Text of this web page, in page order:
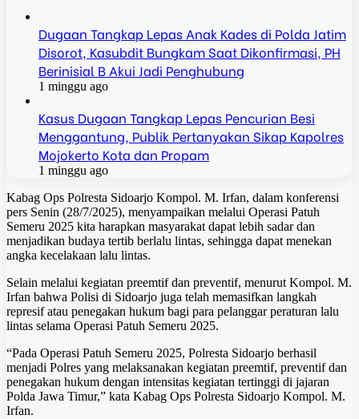
Dugaan Tangkap Lepas Anak Kades di Polda Jatim
Disorot, Kasubdit Bungkam Saat Dikonfirmasi, PH
Berinisial B Akui Jadi Penghubung
1 minggu ago
Kasus Dugaan Tangkap Lepas Pencurian Besi
Menggantung, Publik Pertanyakan Sikap Kapolres
Mojokerto Kota dan Propam
1 minggu ago
Kabag Ops Polresta Sidoarjo Kompol. M. Irfan, dalam konferensi
pers Senin (28/7/2025), menyampaikan melalui Operasi Patuh
Semeru 2025 kita harapkan masyarakat dapat lebih sadar dan
menjadikan budaya tertib berlalu lintas, sehingga dapat menekan
angka kecelakaan lalu lintas.
Selain melalui kegiatan preemtif dan preventif, menurut Kompol. M.
Irfan bahwa Polisi di Sidoarjo juga telah memasifkan langkah
represif atau penegakan hukum bagi para pelanggar peraturan lalu
lintas selama Operasi Patuh Semeru 2025.
“Pada Operasi Patuh Semeru 2025, Polresta Sidoarjo berhasil
menjadi Polres yang melaksanakan kegiatan preemtif, preventif dan
penegakan hukum dengan intensitas kegiatan tertinggi di jajaran
Polda Jawa Timur,” kata Kabag Ops Polresta Sidoarjo Kompol. M.
Irfan.